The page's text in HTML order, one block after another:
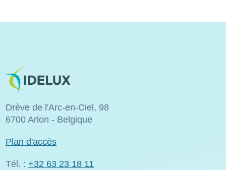
Image
Drève de l'Arc-en-Ciel, 98
6700 Arlon - Belgique
Plan d'accès
Tél. : +32 63 23 18 11